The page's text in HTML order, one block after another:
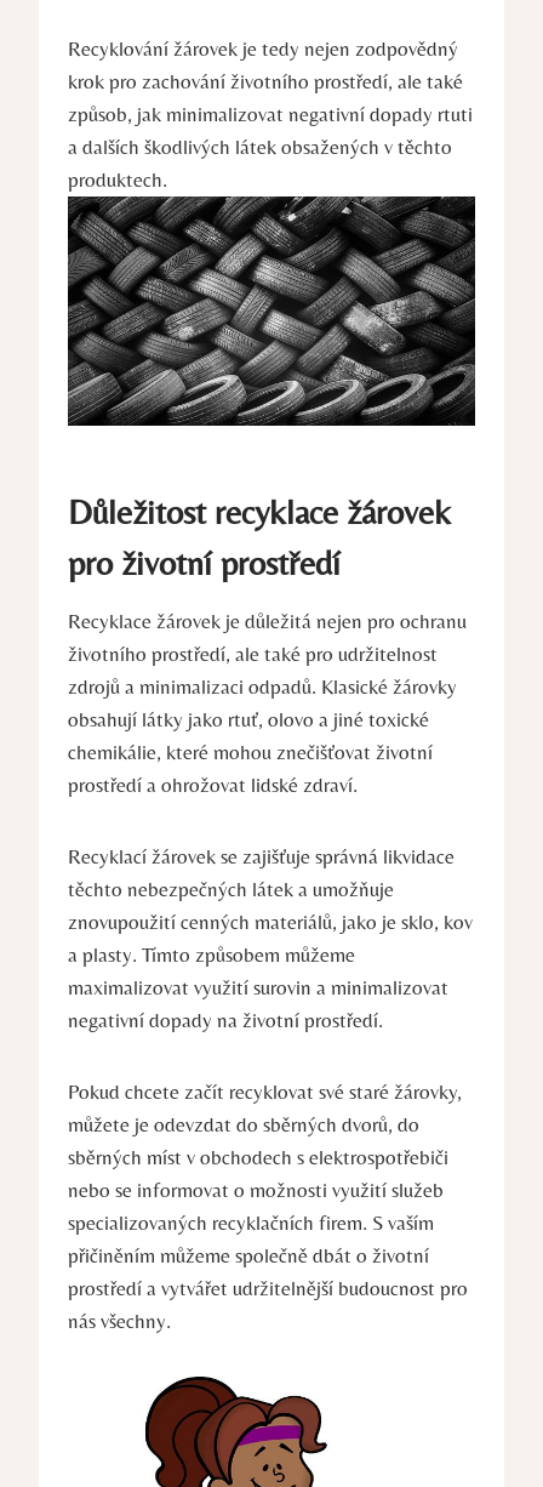
Recyklování žárovek je tedy nejen zodpovědný
krok pro zachování životního prostředí, ale také
způsob, jak minimalizovat negativní dopady rtuti
a dalších škodlivých látek obsažených v těchto
produktech.
Důležitost recyklace žárovek
pro životní prostředí
Recyklace žárovek je důležitá nejen pro ochranu
životního prostředí, ale také pro udržitelnost
zdrojů a minimalizaci odpadů. Klasické žárovky
obsahují látky jako rtuť, olovo a jiné toxické
chemikálie, které mohou znečišťovat životní
prostředí a ohrožovat lidské zdraví.
Recyklací žárovek se zajišťuje správná likvidace
těchto nebezpečných látek a umožňuje
znovupoužití cenných materiálů, jako je sklo, kov
a plasty. Tímto způsobem můžeme
maximalizovat využití surovin a minimalizovat
negativní dopady na životní prostředí.
Pokud chcete začít recyklovat své staré žárovky,
můžete je odevzdat do sběrných dvorů, do
sběrných míst v obchodech s elektrospotřebiči
nebo se informovat o možnosti využití služeb
specializovaných recyklačních firem. S vaším
přičiněním můžeme společně dbát o životní
prostředí a vytvářet udržitelnější budoucnost pro
nás všechny.